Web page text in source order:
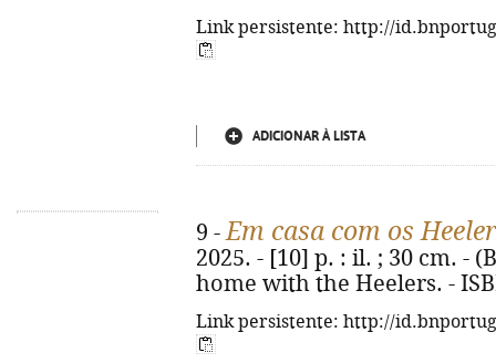
Link persistente: http://
ADICIONAR À LISTA
9 -Em casa com os
2025. - [10] p. : il. ; 30 cm. -
home with the Heelers. -
Link persistente: http://